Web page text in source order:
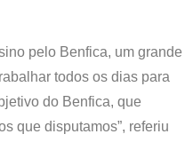
pelo Benfica, um grande
todos os dias para
do Benfica, que
que disputamos”, referiu